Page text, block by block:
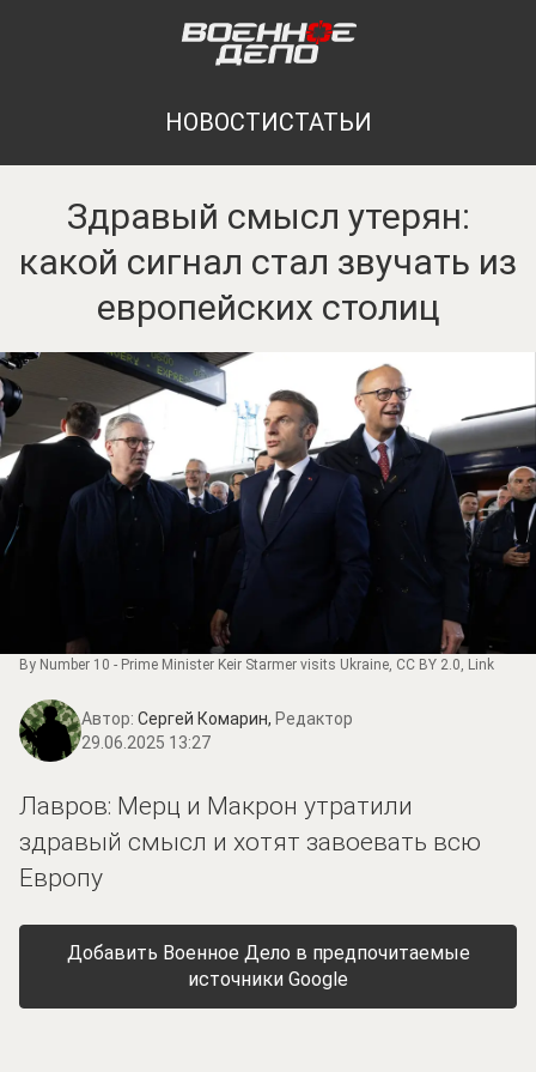
НОВОСТИСТАТЬИ
Здравый смысл утерян:
какой сигнал стал звучать из
европейских столиц
By Number 10 - Prime Minister Keir Starmer visits Ukraine, CC BY 2.0, Link
Автор: Сергей Комарин, Редактор
29.06.2025 13:27
Лавров: Мерц и Макрон утратили
здравый смысл и хотят завоевать всю
Европу
Добавить Военное Дело в предпочитаемые
источники Google